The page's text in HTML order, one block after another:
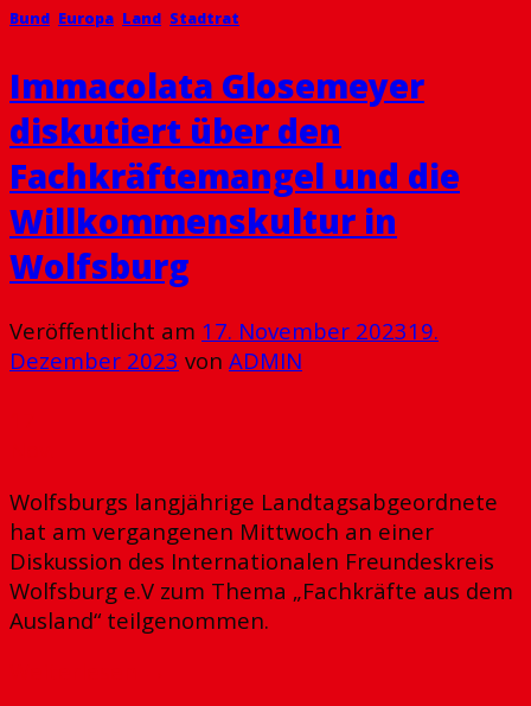
Bund Europa Land Stadtrat
Immacolata Glosemeyer
diskutiert über den
Fachkräftemangel und die
Willkommenskultur in
Wolfsburg
Veröffentlicht am 17. November 202319.
Dezember 2023 von ADMIN
Wolfsburgs langjährige Landtagsabgeordnete
hat am vergangenen Mittwoch an einer
Diskussion des Internationalen Freundeskreis
Wolfsburg e.V zum Thema „Fachkräfte aus dem
Ausland“ teilgenommen.